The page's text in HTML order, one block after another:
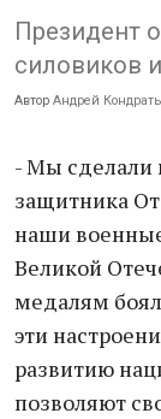
Президент
силовиков
Автор Андрей
- Мы сделали
защитника
наши
Великой
медалям
эти
развитию
позволяют